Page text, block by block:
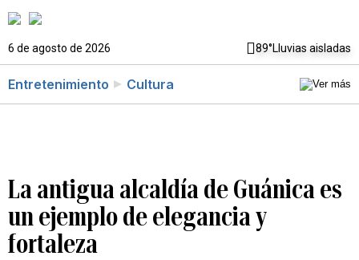
6 de agosto de 2026 89°Lluvias aisladas
Entretenimiento Cultura
La antigua alcaldía de Guánica es
un ejemplo de elegancia y
fortaleza